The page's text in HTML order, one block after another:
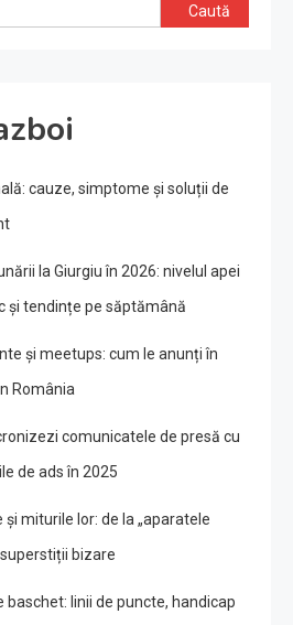
Caută
cauze, simptome și soluții de
la Giurgiu în 2026: nivelul apei
și tendințe pe săptămână
și meetups: cum le anunți în
România
comunicatele de presă cu
de ads în 2025
și miturile lor: de la „aparatele
bizare
baschet: linii de puncte, handicap